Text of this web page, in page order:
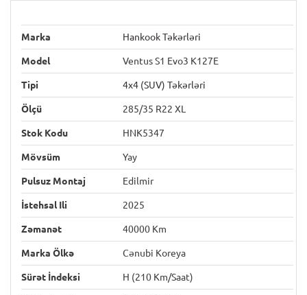
Marka Hankook Təkərləri
Model Ventus S1 Evo3 K127E
Tipi 4x4 (SUV) Təkərləri
Ölçü 285/35 R22 XL
Stok Kodu HNK5347
Mövsüm Yay
Pulsuz Montaj Edilmir
İstehsal Ili 2025
Zəmanət 40000 Km
Marka Ölkə Cənubi Koreya
Sürət İndeksi H (210 Km/saat)